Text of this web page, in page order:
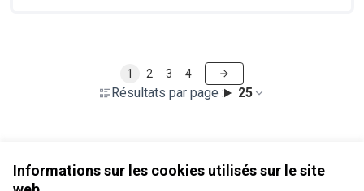
Informations sur les cookies utilisés sur le site
Résultats par page : 25
1 2 3 4